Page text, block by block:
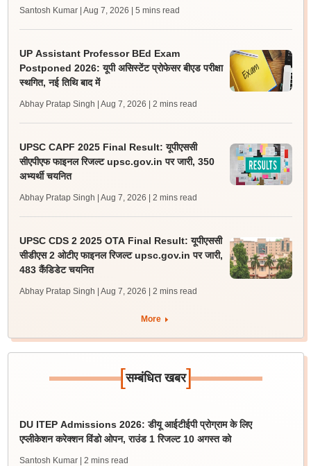
Santosh Kumar | Aug 7, 2026 | 5 mins read
UP Assistant Professor BEd Exam
Postponed 2026: यूपी असिस्टेंट प्रोफेसर बीएड परीक्षा
स्थगित, नई तिथि बाद में
Abhay Pratap Singh | Aug 7, 2026 | 2 mins read
UPSC CAPF 2025 Final Result: यूपीएससी
सीएपीएफ फाइनल रिजल्ट upsc.gov.in पर जारी, 350
अभ्यर्थी चयनित
Abhay Pratap Singh | Aug 7, 2026 | 2 mins read
UPSC CDS 2 2025 OTA Final Result: यूपीएससी
सीडीएस 2 ओटीए फाइनल रिजल्ट upsc.gov.in पर जारी,
483 कैंडिडेट चयनित
Abhay Pratap Singh | Aug 7, 2026 | 2 mins read
More
[सम्बंधित खबर]
DU ITEP Admissions 2026: डीयू आईटीईपी प्रोग्राम के लिए
एप्लीकेशन करेक्शन विंडो ओपन, राउंड 1 रिजल्ट 10 अगस्त को
Santosh Kumar | 2 mins read